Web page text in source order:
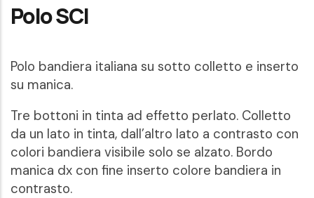
Polo SCI
Polo bandiera italiana su sotto colletto e inserto
su manica.
Tre bottoni in tinta ad effetto perlato. Colletto
da un lato in tinta, dall’altro lato a contrasto con
colori bandiera visibile solo se alzato. Bordo
manica dx con fine inserto colore bandiera in
contrasto.